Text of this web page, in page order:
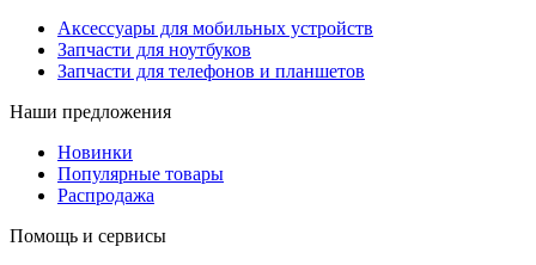
Аксессуары для мобильных устройств
Запчасти для ноутбуков
Запчасти для телефонов и планшетов
Наши предложения
Новинки
Популярные товары
Распродажа
Помощь и сервисы